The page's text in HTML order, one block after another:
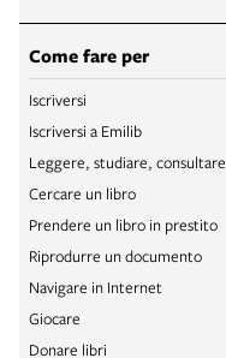
Come fare per
Iscriversi
Iscriversi a Emilib
Leggere, studiare, consultare
Cercare un libro
Prendere un libro in prestito
Riprodurre un documento
Navigare in Internet
Giocare
Donare libri